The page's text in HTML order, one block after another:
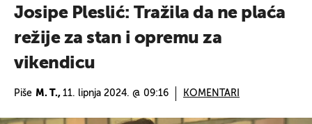
Josipe Pleslić: Tražila da ne plaća
režije za stan i opremu za
vikendicu
Piše M. T., 11. lipnja 2024. @ 09:16 KOMENTARI